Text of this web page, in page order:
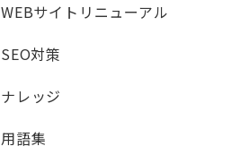
WEBサイトリニューアル
SEO対策
ナレッジ
用語集